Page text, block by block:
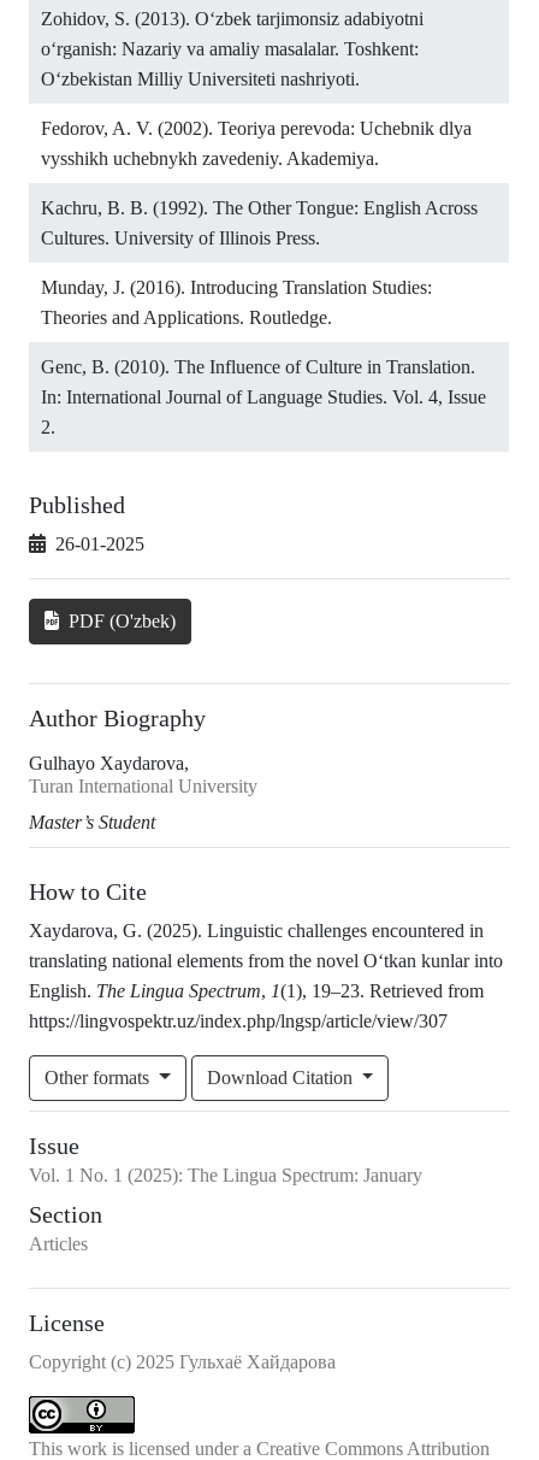
Zohidov, S. (2013). Oʻzbek tarjimonsiz adabiyotni
oʻrganish: Nazariy va amaliy masalalar. Toshkent:
Oʻzbekistan Milliy Universiteti nashriyoti.
Fedorov, A. V. (2002). Teoriya perevoda: Uchebnik dlya
vysshikh uchebnykh zavedeniy. Akademiya.
Kachru, B. B. (1992). The Other Tongue: English Across
Cultures. University of Illinois Press.
Munday, J. (2016). Introducing Translation Studies:
Theories and Applications. Routledge.
Genc, B. (2010). The Influence of Culture in Translation.
In: International Journal of Language Studies. Vol. 4, Issue
2.
Published
26-01-2025
PDF (O'zbek)
Author Biography
Gulhayo Xaydarova,
Turan International University
Master’s Student
How to Cite
Xaydarova, G. (2025). Linguistic challenges encountered in
translating national elements from the novel Oʻtkan kunlar into
English. The Lingua Spectrum, 1(1), 19–23. Retrieved from
https://lingvospektr.uz/index.php/lngsp/article/view/307
Other formats Download Citation
Issue
Vol. 1 No. 1 (2025): The Lingua Spectrum: January
Section
Articles
License
Copyright (c) 2025 Гульхаё Хайдарова
This work is licensed under a Creative Commons Attribution